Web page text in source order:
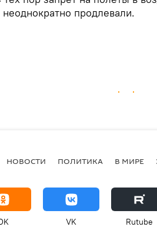
неоднократно продлевали.
НОВОСТИ ПОЛИТИКА В МИРЕ
VK Rutube